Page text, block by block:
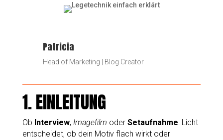
Patricia
Head of Marketing | Blog Creator
1. EINLEITUNG
Ob Interview, Imagefilm oder Setaufnahme: Licht
entscheidet, ob dein Motiv flach wirkt oder